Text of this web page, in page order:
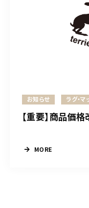
お知らせ ラグ・マ
【重要】商品価
MORE